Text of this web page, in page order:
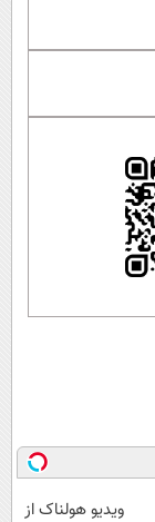
ویدیو هولناک از